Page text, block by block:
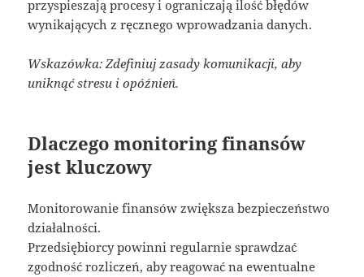
przyspieszają procesy i ograniczają ilość błędów
wynikających z ręcznego wprowadzania danych.
Wskazówka: Zdefiniuj zasady komunikacji, aby
uniknąć stresu i opóźnień.
Dlaczego monitoring finansów
jest kluczowy
Monitorowanie finansów zwiększa bezpieczeństwo
działalności.
Przedsiębiorcy powinni regularnie sprawdzać
zgodność rozliczeń, aby reagować na ewentualne